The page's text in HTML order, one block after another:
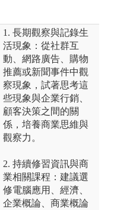
1. 長期觀察與記錄生
活現象：從社群互
動、網路廣告、購物
推薦或新聞事件中觀
察現象，試著思考這
些現象與企業行銷、
顧客決策之間的關
係，培養商業思維與
觀察力。
2. 持續修習資訊與商
業相關課程：建議選
修電腦應用、經濟、
企業概論、商業概論